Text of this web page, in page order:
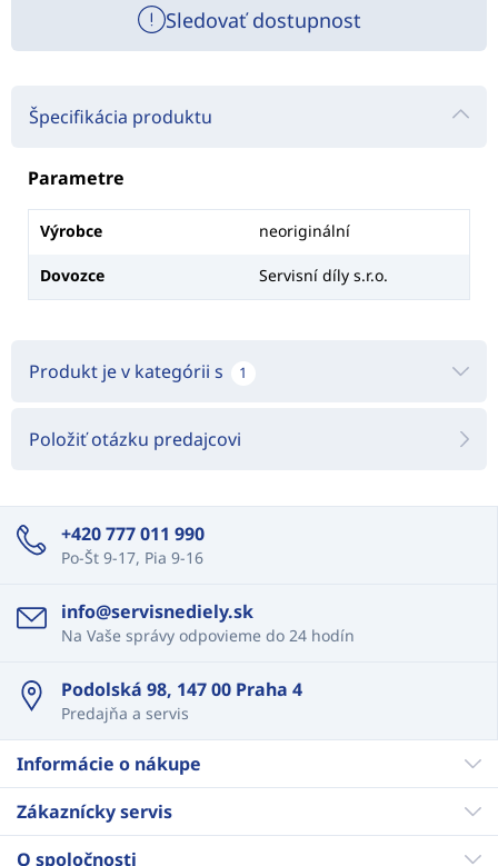
Sledovať dostupnost
Špecifikácia produktu
Parametre
Výrobce neoriginální
Dovozce Servisní díly s.r.o.
Produkt je v kategórii s 1
Položiť otázku predajcovi
+420 777 011 990
Po-Št 9-17, Pia 9-16
info@servisnediely.sk
Na Vaše správy odpovieme do 24 hodín
Podolská 98, 147 00 Praha 4
Predajňa a servis
Informácie o nákupe
Zákaznícky servis
O spoločnosti